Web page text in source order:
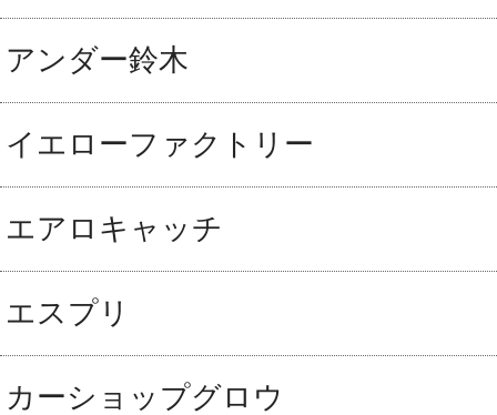
アンダー鈴木
イエローファクトリー
エアロキャッチ
エスプリ
カーショップグロウ